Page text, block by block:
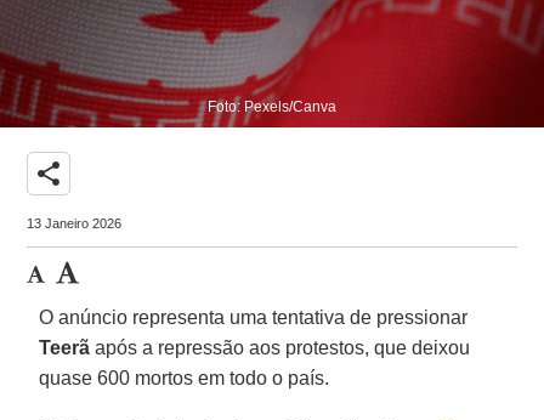
Foto: Pexels/Canva
share
13 Janeiro 2026
O anúncio representa uma tentativa de pressionar
Teerã após a repressão aos protestos, que deixou
quase 600 mortos em todo o país.